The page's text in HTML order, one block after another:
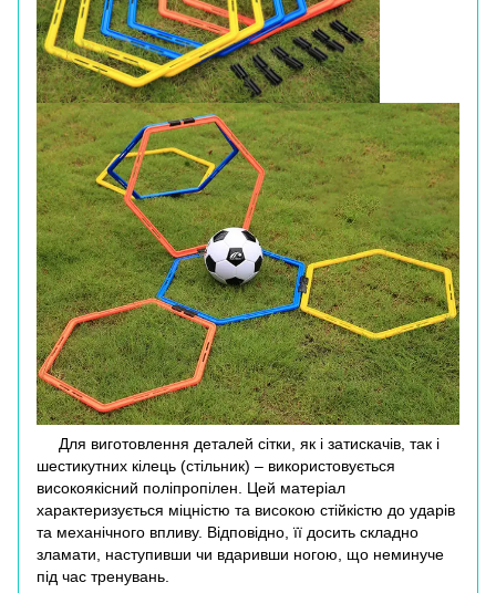
Для виготовлення деталей сітки, як і затискачів, так і
шестикутних кілець (стільник) – використовується
високоякісний поліпропілен. Цей матеріал
характеризується міцністю та високою стійкістю до ударів
та механічного впливу. Відповідно, її досить складно
зламати, наступивши чи вдаривши ногою, що неминуче
під час тренувань.